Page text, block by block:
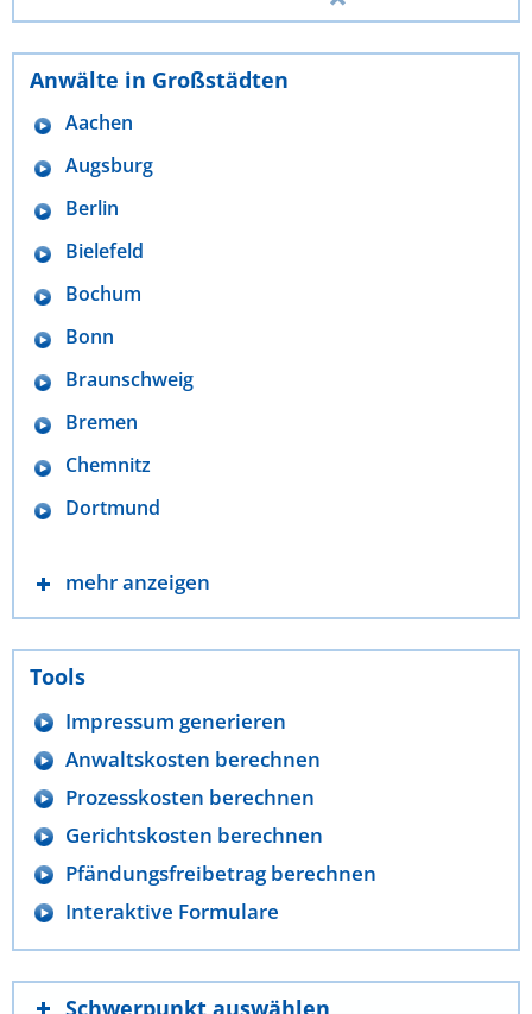
Anwälte in Großstädten
Aachen
Augsburg
Berlin
Bielefeld
Bochum
Bonn
Braunschweig
Bremen
Chemnitz
Dortmund
mehr anzeigen
Tools
Impressum generieren
Anwaltskosten berechnen
Prozesskosten berechnen
Gerichtskosten berechnen
Pfändungsfreibetrag berechnen
Interaktive Formulare